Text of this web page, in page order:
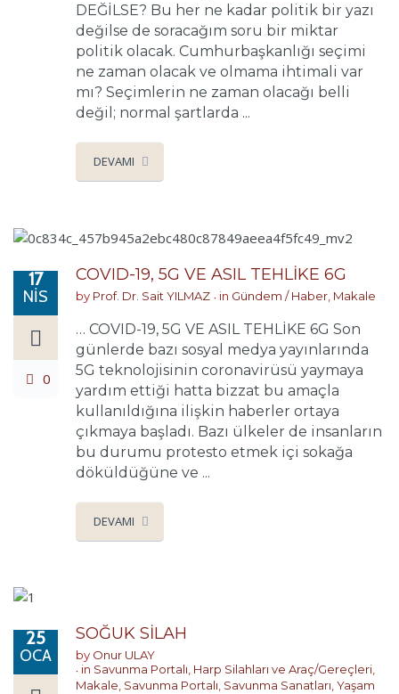
DEĞİLSE? Bu her ne kadar politik bir yazı
değilse de soracağım soru bir miktar
politik olacak. Cumhurbaşkanlığı seçimi
ne zaman olacak ve olmama ihtimali var
mı? Seçimlerin ne zaman olacağı belli
değil; normal şartlarda ...
DEVAMI
17
NIS
0
COVID-19, 5G VE ASIL TEHLİKE 6G
by Prof. Dr. Sait YILMAZ in Gündem / Haber Makale
… COVID-19, 5G VE ASIL TEHLİKE 6G Son
günlerde bazı sosyal medya yayınlarında
5G teknolojisinin coronavirüsü yaymaya
yardım ettiği hatta bizzat bu amaçla
kullanıldığına ilişkin haberler ortaya
çıkmaya başladı. Bazı ülkeler de insanların
bu durumu protesto etmek içi sokağa
döküldüğüne ve ...
DEVAMI
25
OCA
SOĞUK SİLAH
by Onur ULAY
in Savunma Portalı, Harp Silahları ve Araç/Gereçleri,
Makale, Savunma Portalı, Savunma Sanatları,Yaşam